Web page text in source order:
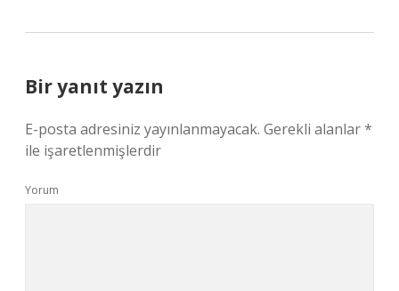
Bir yanıt yazın
E-posta adresiniz yayınlanmayacak. Gerekli alanlar*
ile işaretlenmişlerdir
Yorum